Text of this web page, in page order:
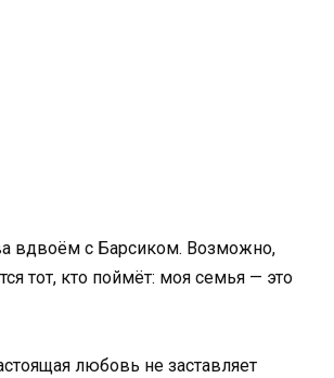
вдвоём с Барсиком. Возможно,
тот, кто поймёт: моя семья — это
любовь не заставляет